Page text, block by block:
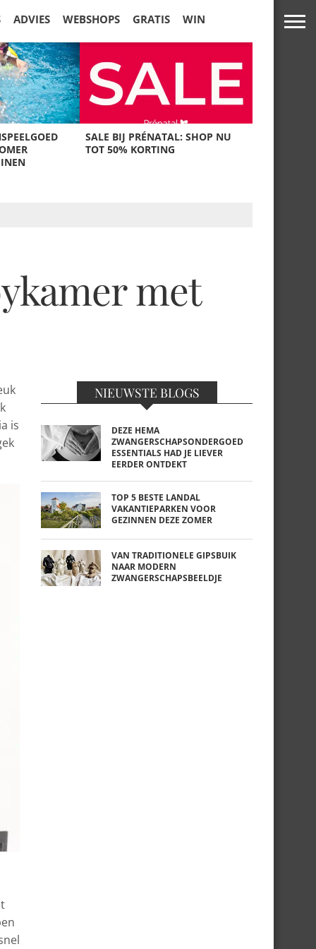
ADVIES WEBSHOPS GRATIS WIN
SALE BIJ PRÉNATAL: SHOP NU
TOT 50% KORTING
met
is
NIEUWSTE BLOGS
DEZE HEMA
ZWANGERSCHAPSONDERGOED
ESSENTIALS HAD JE LIEVER
EERDER ONTDEKT
TOP 5 BESTE LANDAL
VAKANTIEPARKEN VOOR
GEZINNEN DEZE ZOMER
VAN TRADITIONELE GIPSBUIK
NAAR MODERN
ZWANGERSCHAPSBEELDJE